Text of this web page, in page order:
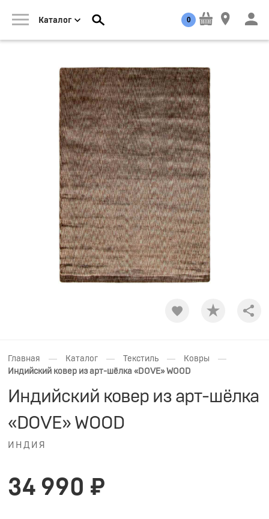
Каталог 0
Главная — Каталог — Текстиль — Ковры —
Индийский ковер из арт-шёлка «DOVE» WOOD
Индийский ковер из арт-шёлка
«DOVE» WOOD
ИНДИЯ
34 990 ₽